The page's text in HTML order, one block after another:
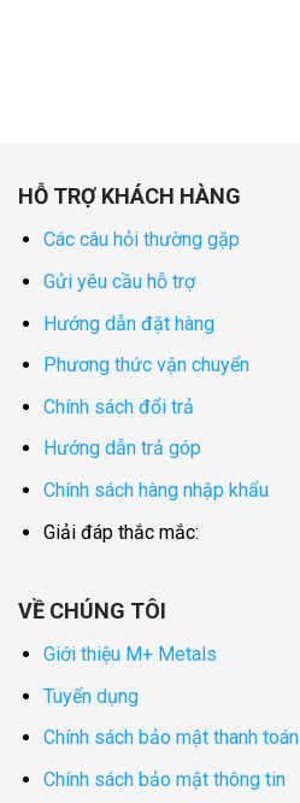
HỖ TRỢ KHÁCH HÀNG
Các câu hỏi thường gặp
Gửi yêu cầu hỗ trợ
Hướng dẫn đặt hàng
Phương thức vận chuyển
Chính sách đổi trả
Hướng dẫn trả góp
Chính sách hàng nhập khẩu
Giải đáp thắc mắc:
VỀ CHÚNG TÔI
Giới thiệu M+ Metals
Tuyển dụng
Chính sách bảo mật thanh toán
Chính sách bảo mật thông tin